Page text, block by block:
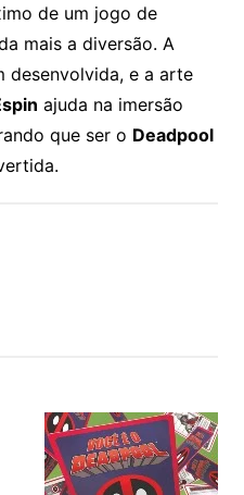
de um jogo de
mais a diversão. A
desenvolvida, e a arte
ajuda na imersão
que ser o Deadpool